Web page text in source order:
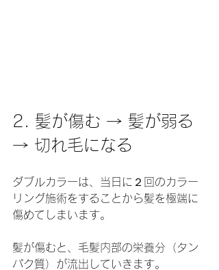
2. 髪が傷む → 髪が弱る
→ 切れ毛になる
ダブルカラーは、当日に２回のカラー
リング施術をすることから髪を極端に
傷めてしまいます。
髪が傷むと、毛髪内部の栄養分（タン
パク質）が流出していきます。